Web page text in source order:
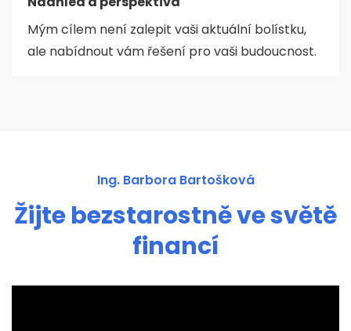
Mým cílem není zalepit vaši aktuální bolístku,
ale nabídnout vám řešení pro vaši budoucnost.
Ing. Barbora Bartošková
Žijte bezstarostně ve světě
financí